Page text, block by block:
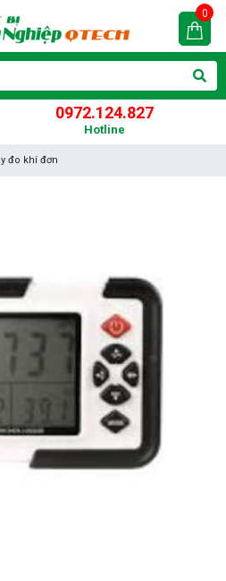
0972.124.827
Hotline
0
đo khí đơn